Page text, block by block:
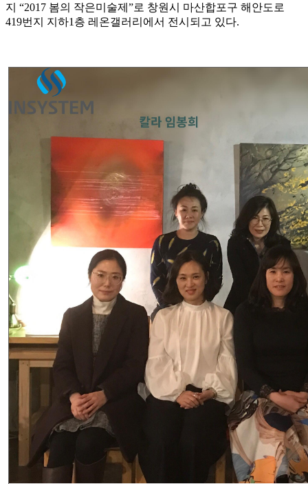
지 “2017 봄의 작은미술제”로 창원시 마산합포구 해안도로
419번지 지하1층 레온갤러리에서 전시되고 있다.